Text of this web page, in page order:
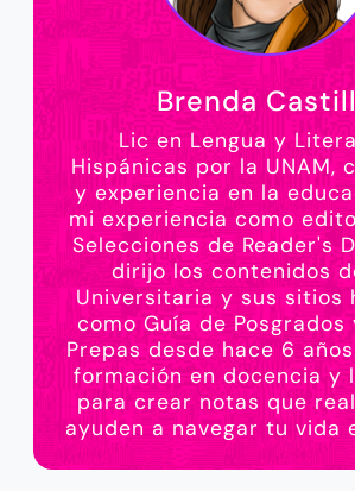
Brenda
Lic en Lengua y
Hispánicas por la UNAM,
y experiencia en la
mi experiencia como
Selecciones de Reader's
dirijo los contenidos
Universitaria y sus sitios
como Guía de Posgrados
Prepas desde hace 6
formación en docencia y
para crear notas que
ayuden a navegar tu vida